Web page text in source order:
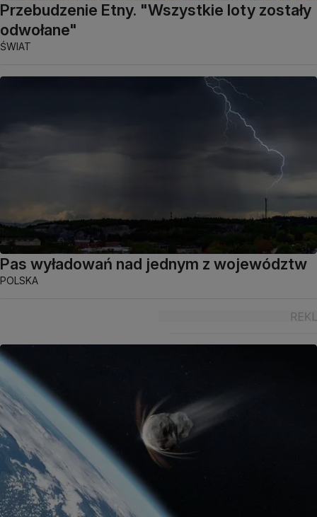
Przebudzenie Etny. "Wszystkie loty zostały
odwołane"
ŚWIAT
Pas wyładowań nad jednym z województw
POLSKA